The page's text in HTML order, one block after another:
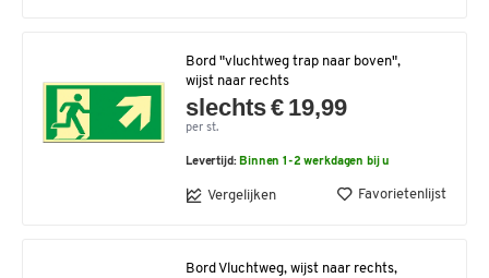
Bord "vluchtweg trap naar boven",
wijst naar rechts
slechts € 19,99
per st.
Levertijd:Binnen 1-2 werkdagen bij u
Vergelijken Favorietenlijst
Bord Vluchtweg, wijst naar rechts,